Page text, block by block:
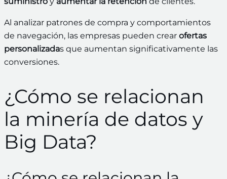
Al analizar patrones de compra y comportamientos
de navegación, las empresas pueden crear ofertas
personalizadas que aumentan significativamente las
conversiones.
¿Cómo se relacionan
la minería de datos y
Big Data?